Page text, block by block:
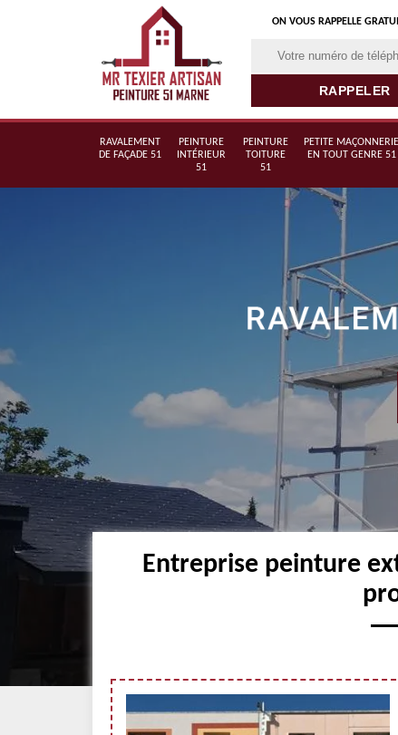
ON VOUS RAPPELLE
RAVALEMENT
DE FAÇADE 51
PEINTURE
INTÉRIEUR
51
PEINTURE
TOITURE
51
PETITE MAÇONNERIE
EN TOUT GENRE 51
Entreprise peinture